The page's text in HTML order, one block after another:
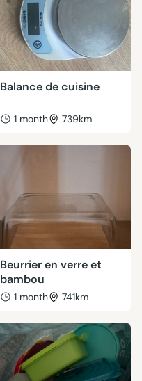
Balance de cuisine
1 month 739km
Beurrier en verre et
bambou
1 month 741km